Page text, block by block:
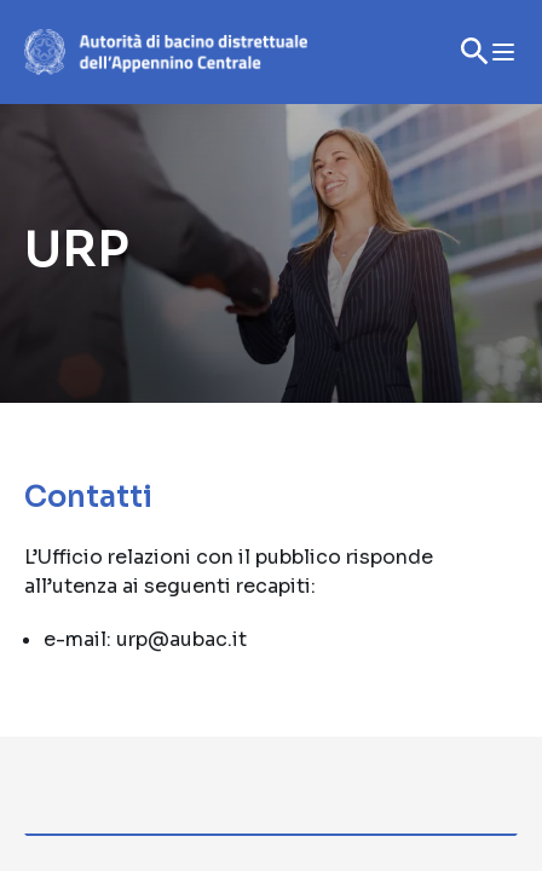
URP
Contatti
L’Ufficio relazioni con il pubblico risponde
all’utenza ai seguenti recapiti:
e-mail: urp@aubac.it